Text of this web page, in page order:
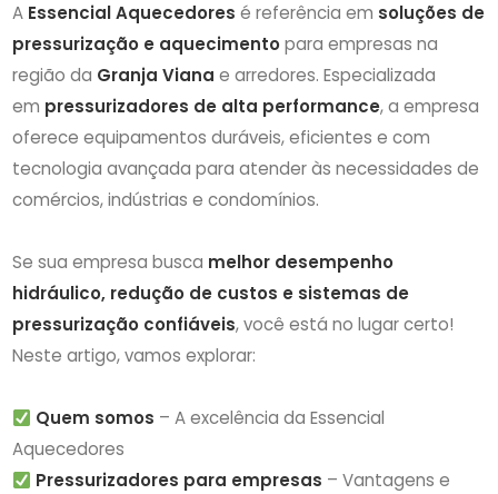
A Essencial Aquecedores é referência em soluções de
pressurização e aquecimento para empresas na
região da Granja Viana e arredores. Especializada
em pressurizadores de alta performance, a empresa
oferece equipamentos duráveis, eficientes e com
tecnologia avançada para atender às necessidades de
comércios, indústrias e condomínios.
Se sua empresa busca melhor desempenho
hidráulico, redução de custos e sistemas de
pressurização confiáveis, você está no lugar certo!
Neste artigo, vamos explorar:
Quem somos – A excelência da Essencial
Aquecedores
Pressurizadores para empresas – Vantagens e